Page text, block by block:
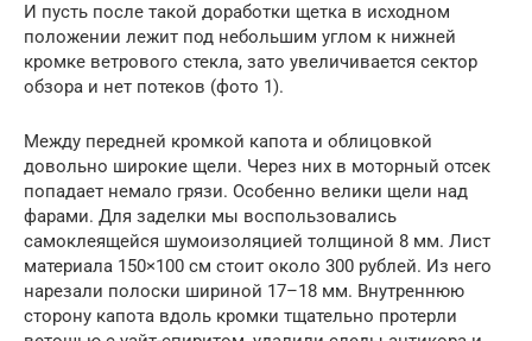
И пусть после такой доработки щетка в исходном
положении лежит под небольшим углом к нижней
кромке ветрового стекла, зато увеличивается сектор
обзора и нет потеков (фото 1).
Между передней кромкой капота и облицовкой
довольно широкие щели. Через них в моторный отсек
попадает немало грязи. Особенно велики щели над
фарами. Для заделки мы воспользовались
самоклеящейся шумоизоляцией толщиной 8 мм. Лист
материала 150×100 см стоит около 300 рублей. Из него
нарезали полоски шириной 17–18 мм. Внутреннюю
сторону капота вдоль кромки тщательно протерли